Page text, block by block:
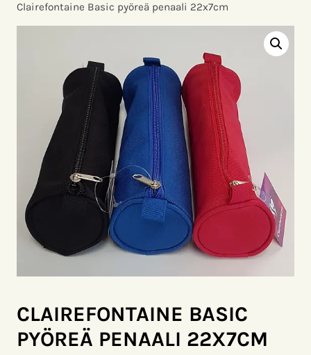
Clairefontaine Basic pyöreä penaali 22x7cm
CLAIREFONTAINE BASIC
PYÖREÄ PENAALI 22X7CM